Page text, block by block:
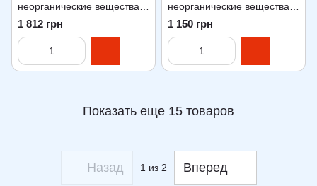
неорганические вещества"
колба
1 812 грн
неорганические вещества"
зеленый
1 150 грн
Показать еще 15 товаров
Назад 1 из 2 Вперед